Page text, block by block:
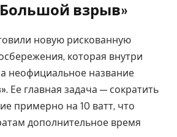
взрыв»
новую рискованную
которая внутри
неофициальное название
. Ее главная задача — сократить
примерно на 10 ватт, что
дополнительное время